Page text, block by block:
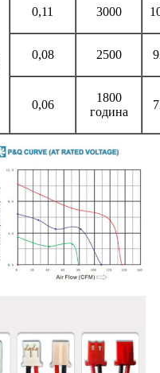
0,11 3000
0,08 2500
0,06
1800
година